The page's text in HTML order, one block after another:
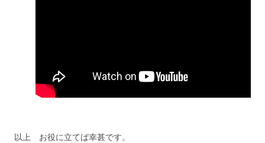
以上 お役に立てば幸甚です。